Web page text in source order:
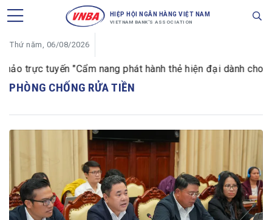
HIỆP HỘI NGÂN HÀNG VIỆT NAM
VIETNAM BANK'S ASSOCIATION
Thứ năm, 06/08/2026
trực tuyến "Cẩm nang phát hành thẻ hiện đại dành cho
PHÒNG CHỐNG RỬA TIỀN